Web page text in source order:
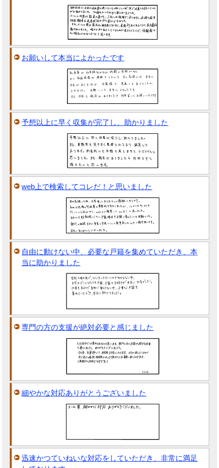
お願いして本当によかったです
予想以上に早く収集が完了し、助かりました
web上で検索してコレだ！と思いました
自由に動けない中、必要な戸籍を集めていただき、本
当に助かりました
専門の方の支援が絶対必要と感じました
細やかな対応ありがとうございました
迅速かつていねいな対応をしていただき、非常に満足